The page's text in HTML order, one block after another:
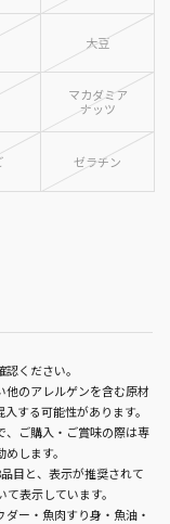
大豆
マカダミア
ナッツ
ゼラチン
ください。
他のアレルゲンを含む原材
する可能性があります。
、ご購入・ご賞味の際は専
します。
目と、表示が推奨されて
表示しています。
ダー・魚肉すり身・魚油・